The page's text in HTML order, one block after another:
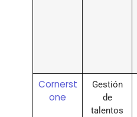
Cornerst
one
Gestión
de
talentos